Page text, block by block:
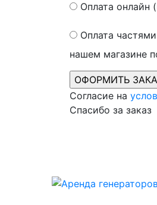
Оплата онлайн
Оплата
нашем магазине
Согласие на
Спасибо за заказ